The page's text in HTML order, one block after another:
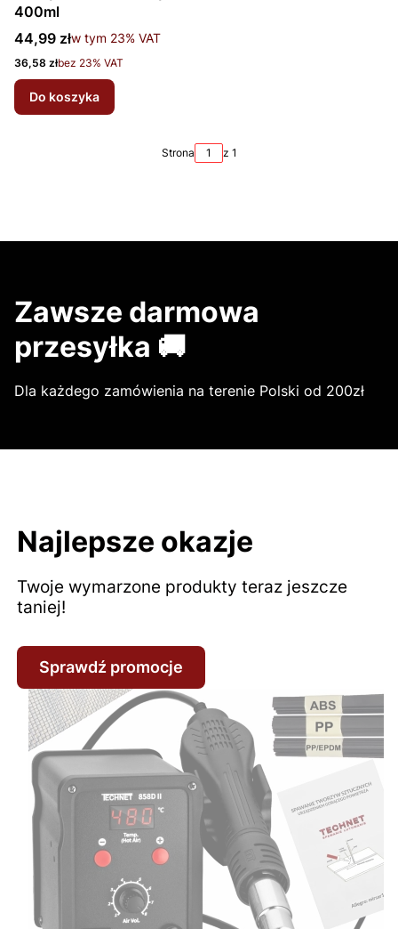
400ml
Cena brutto
44,99 złw tym %s VAT
w tym 23% VAT
Cena netto
36,58 złbez 23% VAT
Do koszyka
Strona z 1
Zawsze darmowa
przesyłka 🚚
Dla każdego zamówienia na terenie Polski od 200zł
Najlepsze okazje
Twoje wymarzone produkty teraz jeszcze
taniej!
Sprawdź promocje